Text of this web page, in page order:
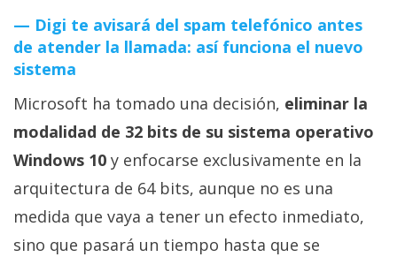
Sistemas
operativos
Profesional
+
Más
temas
Digi te avisará del spam telefónico antes
de atender la llamada: así funciona el nuevo
sistema
Microsoft ha tomado una decisión, eliminar la
modalidad de 32 bits de su sistema operativo
Windows 10 y enfocarse exclusivamente en la
arquitectura de 64 bits, aunque no es una
medida que vaya a tener un efecto inmediato,
sino que pasará un tiempo hasta que se